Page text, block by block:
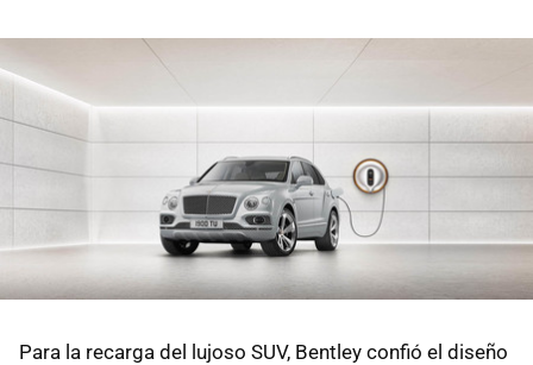
Para la recarga del lujoso SUV, Bentley confió el diseño